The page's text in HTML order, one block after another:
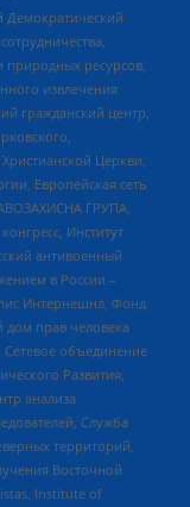
ресурсов,
извлечения
гражданский центр,
Церкви,
Европейская сеть
ГРУПА,
Институт
антивоенный
в России –
Интернешнл, Фонд
дом прав человека
объединение
Развития,
анализа
Служба
территорий,
Восточной
Institute of